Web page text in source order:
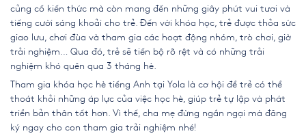
củng cố kiến thức mà còn mang đến những giây phút vui tươi và
tiếng cười sáng khoải cho trẻ. Đến với khóa học, trẻ được thỏa sức
giao lưu, chơi đùa và tham gia các hoạt động nhóm, trò chơi, giờ
trải nghiệm… Qua đó, trẻ sẽ tiến bộ rõ rệt và có những trải
nghiệm khó quên qua 3 tháng hè.
Tham gia khóa học hè tiếng Anh tại Yola là cơ hội để trẻ có thể
thoát khỏi những áp lực của việc học hè, giúp trẻ tự lập và phát
triển bản thân tốt hơn. Vì thế, cha mẹ đừng ngần ngại mà đăng
ký ngay cho con tham gia trải nghiệm nhé!